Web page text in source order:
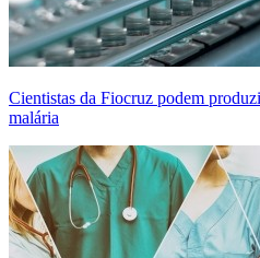
Cientistas da Fiocruz podem
malária